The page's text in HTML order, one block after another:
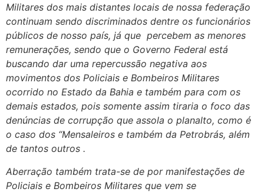
Militares dos mais distantes locais de nossa federação
continuam sendo discriminados dentre os funcionários
públicos de nosso país, já que percebem as menores
remunerações, sendo que o Governo Federal está
buscando dar uma repercussão negativa aos
movimentos dos Policiais e Bombeiros Militares
ocorrido no Estado da Bahia e também para com os
demais estados, pois somente assim tiraria o foco das
denúncias de corrupção que assola o planalto, como é
o caso dos “Mensaleiros e também da Petrobrás, além
de tantos outros .
Aberração também trata-se de por manifestações de
Policiais e Bombeiros Militares que vem se